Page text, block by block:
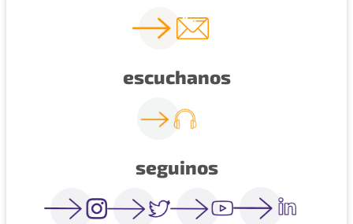
escuchanos
seguinos